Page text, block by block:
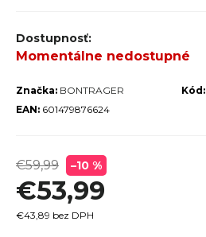
Momentálne nedostupné
Kód:
Značka: BONTRAGER
EAN: 601479876624
€59,99 –10 %
€53,99
€43,89 bez DPH
ú
č
a
m